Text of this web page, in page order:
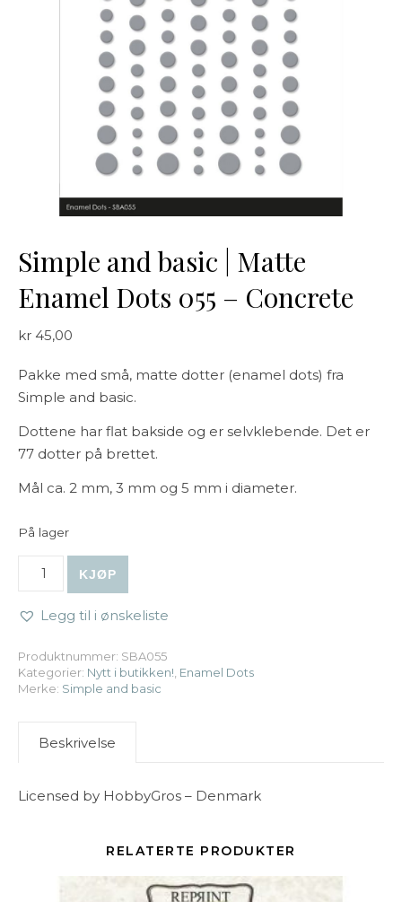
Simple and basic | Matte
Enamel Dots 055 – Concrete
kr 45,00
Pakke med små, matte dotter (enamel dots) fra
Simple and basic.
Dottene har flat bakside og er selvklebende. Det er
77 dotter på brettet.
Mål ca. 2 mm, 3 mm og 5 mm i diameter.
På lager
KJØP
Legg til i ønskeliste
Produktnummer: SBA055
Kategorier: Nytt i butikken! Enamel Dots
Merke: Simple and basic
Beskrivelse
Licensed by HobbyGros – Denmark
RELATERTE PRODUKTER